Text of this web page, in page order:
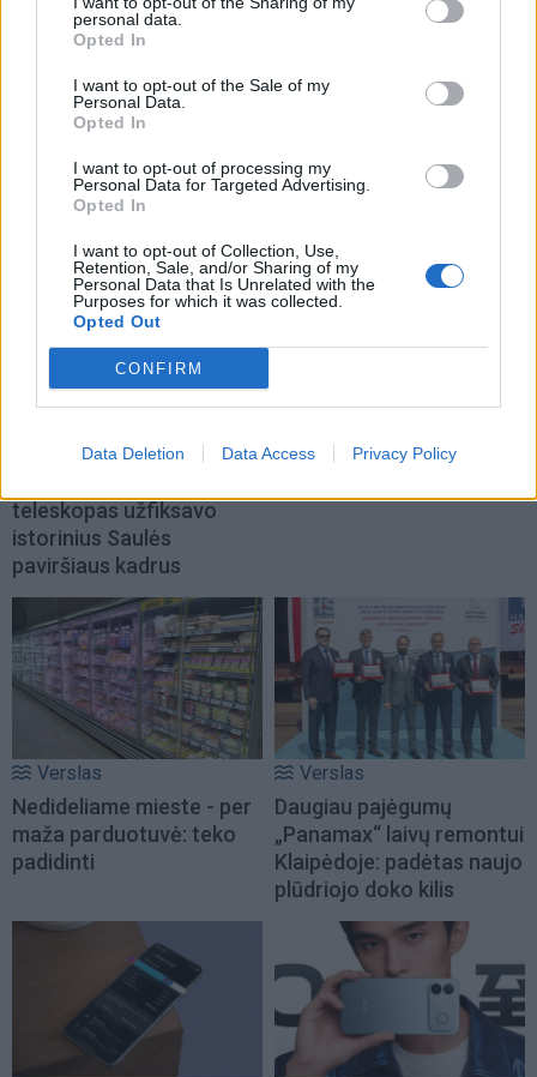
personal data.
Opted In
I want to opt-out of the Sale of my
Personal Data.
Opted In
I want to opt-out of processing my
Personal Data for Targeted Advertising.
Opted In
I want to opt-out of Collection, Use,
Retention, Sale, and/or Sharing of my
Personal Data that Is Unrelated with the
Purposes for which it was collected.
Opted Out
CONFIRM
Data Deletion Data Access Privacy Policy
TAIP PAT SKAITYKITE
Proveržis kosmoso
teleskopas užfiksavo
istorinius Saulės
paviršiaus kadrus
„Enefit“ vadovas palieka
Verslas
Nedideliame mieste - per
maža parduotuvė: teko
padidinti
Verslas
Daugiau pajėgumų
„Panamax“ laivų remontui
Klaipėdoje: padėtas naujo
plūdriojo doko kilis